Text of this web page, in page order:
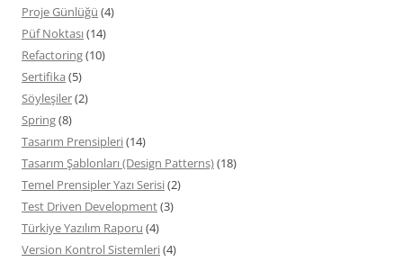
Proje Günlüğü (4)
Püf Noktası(14)
Refactoring(10)
Sertifika (5)
Söyleşiler(2)
Spring(8)
Tasarım Prensipleri(14)
Tasarım Şablonları (Design Patterns)(18)
Temel Prensipler Yazı Serisi(2)
Test Driven Development(3)
Türkiye Yazılım Raporu (4)
Version Kontrol Sistemleri(4)